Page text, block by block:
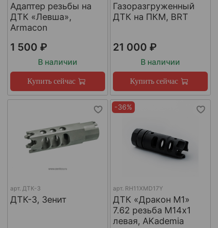
Адаптер резьбы на
ДТК «Левша»,
Armacon
1 500 ₽
В наличии
Купить сейчас
Газоразгруженный
ДТК на ПКМ, BRT
21 000 ₽
В наличии
Купить сейчас
арт. ДТК-3
ДТК-3, Зенит
-36%
арт. RH11XMD17Y
ДТК «Дракон М1»
7.62 резьба М14х1
левая, AKademia